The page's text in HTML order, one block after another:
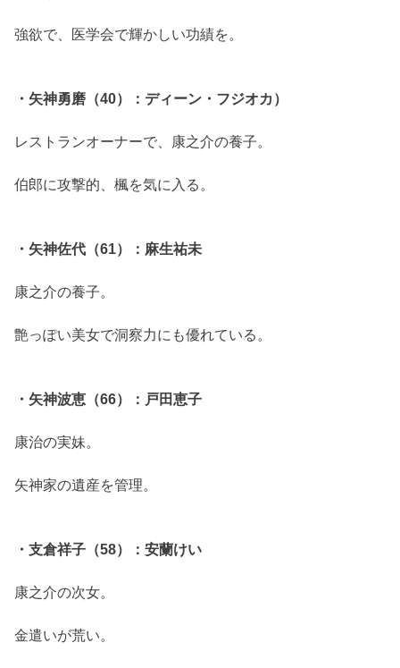
強欲で、医学会で輝かしい功績を。
・矢神勇磨（40）：ディーン・フジオカ）
レストランオーナーで、康之介の養子。
伯郎に攻撃的、楓を気に入る。
・矢神佐代（61）：麻生祐未
康之介の養子。
艶っぽい美女で洞察力にも優れている。
・矢神波恵（66）：戸田恵子
康治の実妹。
矢神家の遺産を管理。
・支倉祥子（58）：安蘭けい
康之介の次女。
金遣いが荒い。